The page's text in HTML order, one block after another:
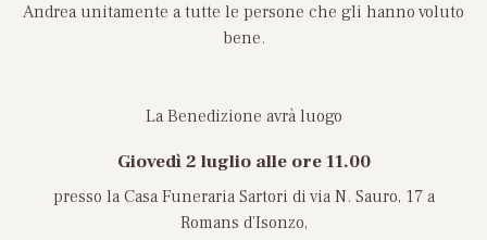
Andrea unitamente a tutte le persone che gli hanno voluto
bene.
La Benedizione avrà luogo
Giovedì 2 luglio alle ore 11.00
presso la Casa Funeraria Sartori di via N. Sauro, 17 a
Romans d’Isonzo,